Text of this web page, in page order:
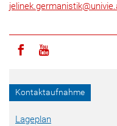
jelinek.germanistik@
Icon facebook
Icon youtube
Kontaktaufnahme
Lageplan